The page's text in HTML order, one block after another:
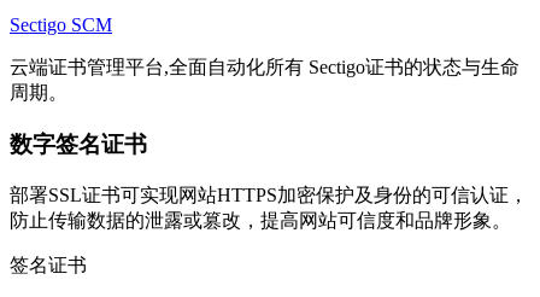
Sectigo SCM
云端证书管理平台,全面自动化所有 Sectigo证书的状态与生命
周期。
数字签名证书
部署SSL证书可实现网站HTTPS加密保护及身份的可信认证，
防止传输数据的泄露或篡改，提高网站可信度和品牌形象。
签名证书